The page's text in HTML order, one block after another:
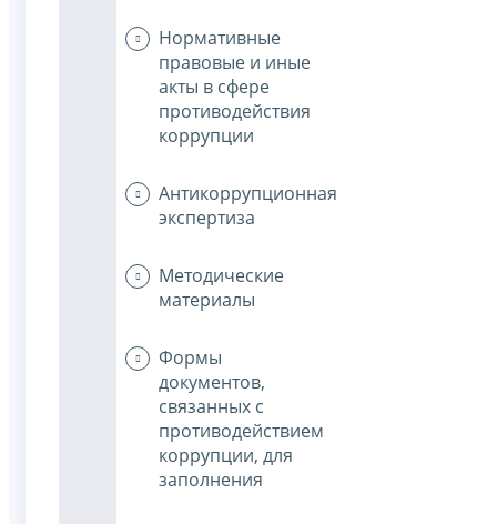
Нормативные
правовые и иные
акты в сфере
противодействия
коррупции
Антикоррупционная
экспертиза
Методические
материалы
Формы
документов,
связанных с
противодействием
коррупции, для
заполнения